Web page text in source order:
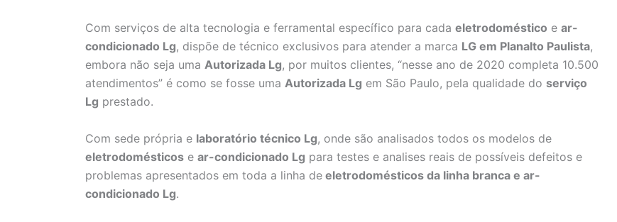
Com serviços de alta tecnologia e ferramental específico para cada eletrodoméstico e ar-
condicionado Lg, dispõe de técnico exclusivos para atender a marca LG em Planalto Paulista,
embora não seja uma Autorizada Lg, por muitos clientes, “nesse ano de 2020 completa 10.500
atendimentos” é como se fosse uma Autorizada Lg em São Paulo, pela qualidade do serviço
Lg prestado.
Com sede própria e laboratório técnico Lg, onde são analisados todos os modelos de
eletrodomésticos e ar-condicionado Lg para testes e analises reais de possíveis defeitos e
problemas apresentados em toda a linha de eletrodomésticos da linha branca e ar-
condicionado Lg.